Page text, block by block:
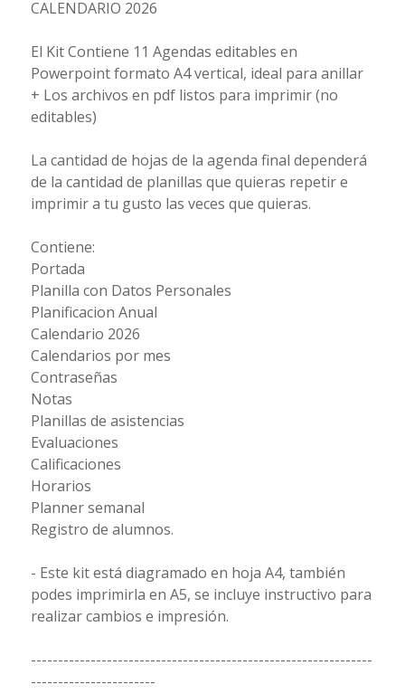
CALENDARIO 2026
El Kit Contiene 11 Agendas editables en
Powerpoint formato A4 vertical, ideal para anillar
+ Los archivos en pdf listos para imprimir (no
editables)
La cantidad de hojas de la agenda final dependerá
de la cantidad de planillas que quieras repetir e
imprimir a tu gusto las veces que quieras.
Contiene:
Portada
Planilla con Datos Personales
Planificacion Anual
Calendario 2026
Calendarios por mes
Contraseñas
Notas
Planillas de asistencias
Evaluaciones
Calificaciones
Horarios
Planner semanal
Registro de alumnos.
- Este kit está diagramado en hoja A4, también
podes imprimirla en A5, se incluye instructivo para
realizar cambios e impresión.
---------------------------------------------------------------
-----------------------